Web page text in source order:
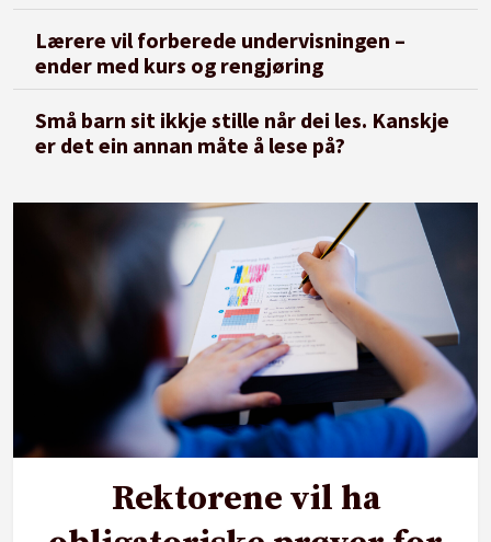
Lærere vil forberede undervisningen –
ender med kurs og rengjøring
Små barn sit ikkje stille når dei les. Kanskje
er det ein annan måte å lese på?
Rektorene vil ha